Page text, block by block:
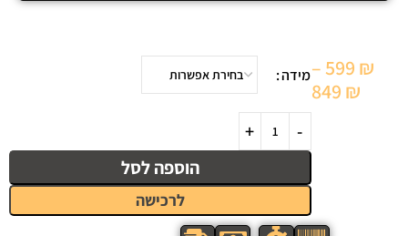
599 ₪
–
849 ₪
מידה
הוספה לסל
לרכישה